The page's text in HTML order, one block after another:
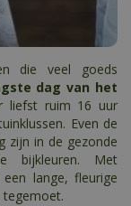
die veel goeds
dag van het
liefst ruim 16 uur
Even de
zijn in de gezonde
bijkleuren. Met
lange, fleurige